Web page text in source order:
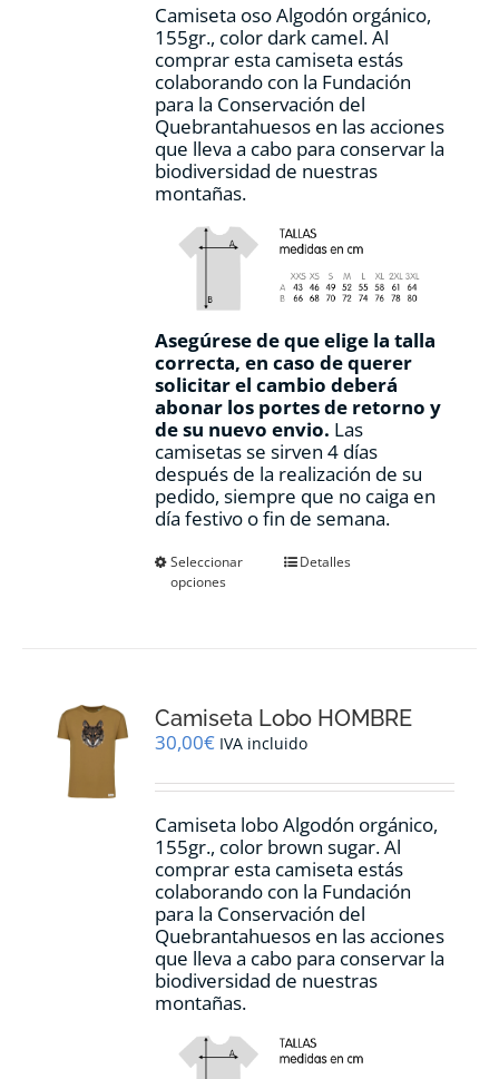
página
de
producto
Camiseta oso Algodón orgánico,
155gr., color dark camel. Al
comprar esta camiseta estás
colaborando con la Fundación
para la Conservación del
Quebrantahuesos en las acciones
que lleva a cabo para conservar la
biodiversidad de nuestras
montañas.
Asegúrese de que elige la talla
correcta, en caso de querer
solicitar el cambio deberá
abonar los portes de retorno y
de su nuevo envio. Las
camisetas se sirven 4 días
después de la realización de su
pedido, siempre que no caiga en
día festivo o fin de semana.
Seleccionar
opciones
Este
se
pueden
en
página
de
producto
Detalles
Camiseta Lobo HOMBRE
30,00€ IVA incluido
Camiseta lobo Algodón orgánico,
155gr., color brown sugar.Al
comprar esta camiseta estás
colaborando con la Fundación
para la Conservación del
Quebrantahuesos en las acciones
que lleva a cabo para conservar la
biodiversidad de nuestras
montañas.